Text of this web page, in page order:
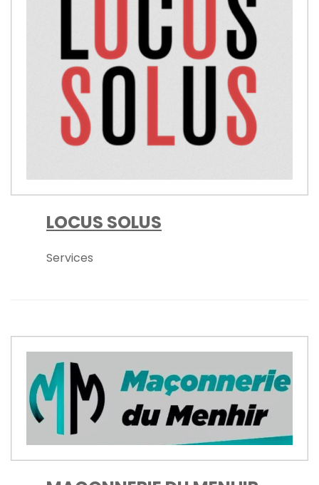
LOCUS SOLUS
Services